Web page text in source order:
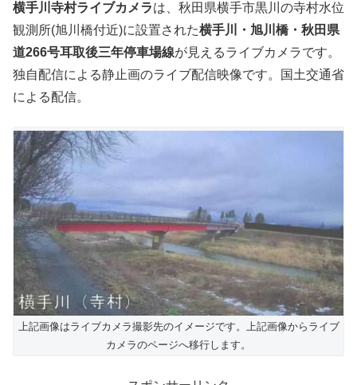
横手川寺村ライブカメラは、秋田県横手市黒川の寺村水位
観測所(旭川橋付近)に設置された横手川・旭川橋・秋田県
道266号耳取後三年停車場線が見えるライブカメラです。
独自配信による静止画のライブ配信映像です。国土交通省
による配信。
上記画像はライブカメラ撮影先のイメージです。上記画像からライブ
カメラのページへ移行します。